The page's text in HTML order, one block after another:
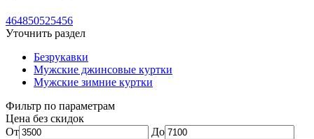
464850525456
Уточнить раздел
Безрукавки
Мужские джинсовые куртки
Мужские зимние куртки
Фильтр по параметрам
Цена без скидок
От
До